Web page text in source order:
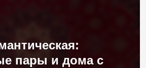
пары и дома с